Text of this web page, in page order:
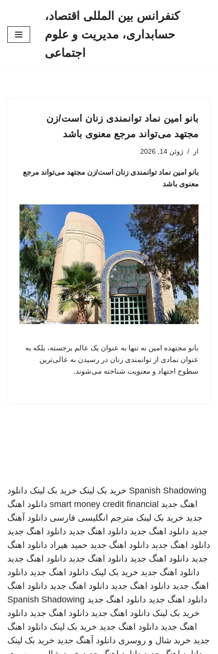
کنفرانس بین المللی اقتصاد،
حسابداری، مدیریت و علوم
اجتماعی
بانو امین نماد توانمندی زنان است/زن
مجتهد می‌تواند مرجع معنوی باشد
از ژوئن 14, 2026
بانو امین نماد توانمندی زنان است/زن مجتهد می‌تواند مرجع
معنوی باشد
بانو مجتهده امین نه تنها به عنوان یک عالم برجسته، بلکه به
عنوان نمادی از توانمندی زنان در رسیدن به عالی‌ترین
سطوح اجتهاد و معنویت شناخته می‌شوند.
Spanish Shadowing خرید بک لینک خرید بک لینک دانلود
اهنگ جدید smart money credit financial دانلود اهنگ
جدید خرید بک لینک مترجم انگلیسی فارسی دانلود آهنگ
جدید دانلود اهنگ جدید دانلود اهنگ جدید دانلود اهنگ جدید
دانلود اهنگ جدید دانلود اهنگ جدید حمید هیراد دانلود اهنگ
جدید دانلود اهنگ جدید دانلود اهنگ جدید دانلود اهنگ جدید
دانلود اهنگ جدید خرید بک لینک دانلود اهنگ جدید دانلود
اهنگ جدید دانلود اهنگ جدید دانلود اهنگ جدید دانلود اهنگ
دانلود اهنگ جدید دانلود اهنگ جدید Spanish Shadowing
خرید بک لینک دانلود اهنگ جدید دانلود اهنگ جدید دانلود
اهنگ جدید دانلود اهنگ جدید خرید بک لینک دانلود اهنگ
جدید خرید شال و روسری دانلود آهنگ جدید خرید بک لینک